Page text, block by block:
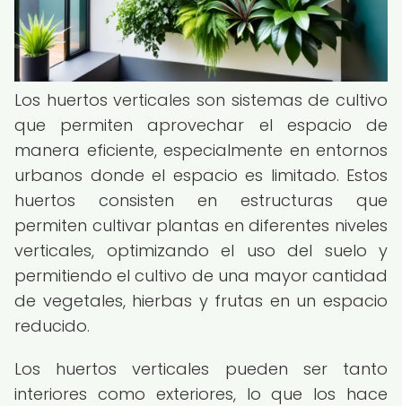
Los huertos verticales son sistemas de cultivo
que permiten aprovechar el espacio de
manera eficiente, especialmente en entornos
urbanos donde el espacio es limitado. Estos
huertos consisten en estructuras que
permiten cultivar plantas en diferentes niveles
verticales, optimizando el uso del suelo y
permitiendo el cultivo de una mayor cantidad
de vegetales, hierbas y frutas en un espacio
reducido.
Los huertos verticales pueden ser tanto
interiores como exteriores, lo que los hace